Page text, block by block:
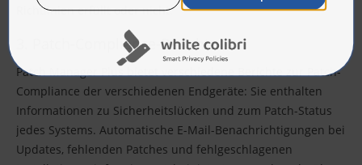
Richtlinien erfüllt oder nicht.
3. Patch-Compliance-Berichte
Patch Manager Plus bietet verschiedene Berichte zur Patch-
Compliance der verschiedenen Endgeräte: Sie enthalten
Informationen zu Sicherheitslücken und zum Patch-Status
jedes Systems. Automatische E-Mail-Benachrichtigungen bei
Updates, fehlenden Patches und fehlgeschlagenen